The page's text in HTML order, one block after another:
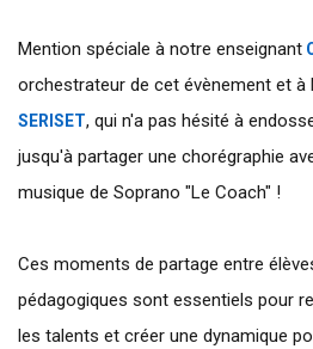
Mention spéciale à notre enseignant
orchestrateur de cet évènement et à
SERISET, qui n'a pas hésité à
jusqu'à partager une chorégraphie
musique de Soprano "Le Coach" !
Ces moments de partage entre
pédagogiques sont essentiels pour
les talents et créer une dynamique